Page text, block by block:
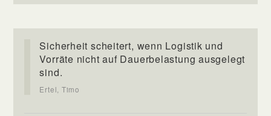
Sicherheit scheitert, wenn Logistik und
Vorräte nicht auf Dauerbelastung ausgelegt
sind.
Ertel, Timo